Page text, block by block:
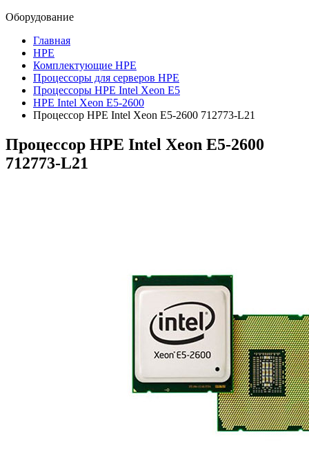
Оборудование
Главная
HPE
Комплектующие HPE
Процессоры для серверов HPE
Процессоры HPE Intel Xeon E5
HPE Intel Xeon E5-2600
Процессор HPE Intel Xeon E5-2600 712773-L21
Процессор HPE Intel Xeon E5-2600
712773-L21